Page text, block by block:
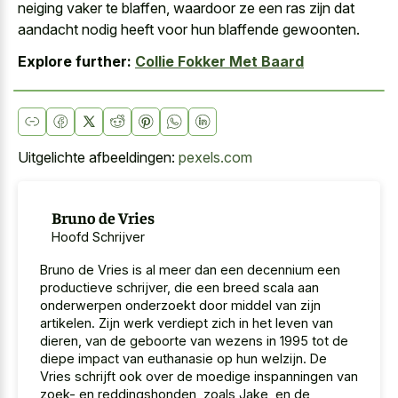
neiging vaker te blaffen, waardoor ze een ras zijn dat
aandacht nodig heeft voor hun blaffende gewoonten.
Explore further: Collie Fokker Met Baard
Uitgelichte afbeeldingen: pexels.com
Bruno de Vries
Hoofd Schrijver
Bruno de Vries is al meer dan een decennium een
productieve schrijver, die een breed scala aan
onderwerpen onderzoekt door middel van zijn
artikelen. Zijn werk verdiept zich in het leven van
dieren, van de geboorte van wezens in 1995 tot de
diepe impact van euthanasie op hun welzijn. De
Vries schrijft ook over de moedige inspanningen van
zoek- en reddingshonden, zoals Jake, en de